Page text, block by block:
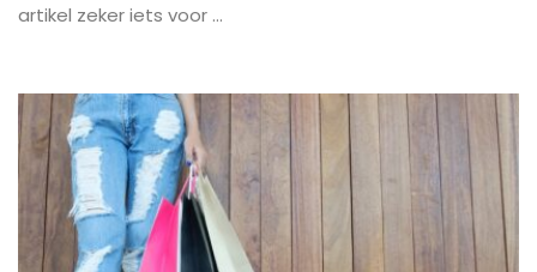
artikel zeker iets voor ...